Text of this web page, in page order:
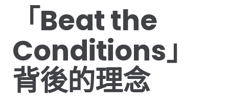
「Beat the
Conditions」
背後的理念